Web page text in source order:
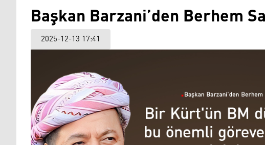
Başkan Barzani’den Berhem
2025-12-13 17:41